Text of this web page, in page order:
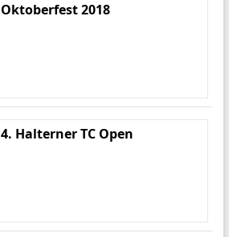
Oktoberfest 2018
4. Halterner TC Open